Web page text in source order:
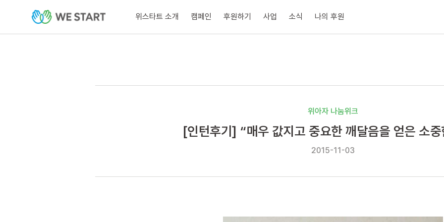
위스타트 소개 캠페인 후원하기 사업 소식 나의 후원
위아자 나눔위크
[인턴후기] “매우 값지고 중요한 깨달음을 얻은 소
2015-11-03